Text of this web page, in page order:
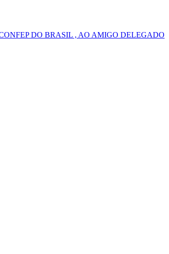
DO BRASIL , AO AMIGO DELEGADO